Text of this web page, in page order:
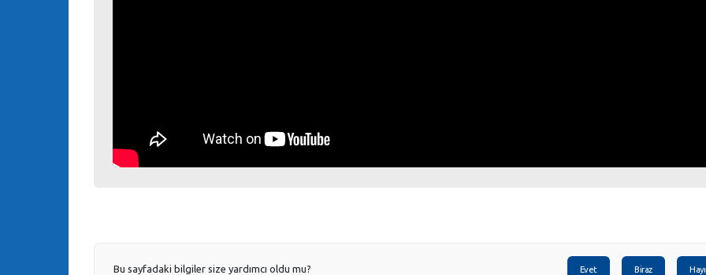
Bu sayfadaki bilgiler size yardımcı oldu mu? Evet Biraz